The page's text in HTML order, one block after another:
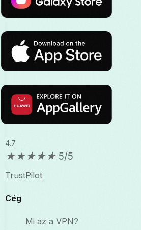
4.7
★★★★★ 5/5
TrustPilot
Cég
Mi az a VPN?